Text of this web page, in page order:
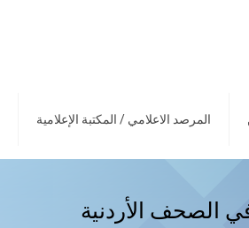
المرصد الاعلامي / المكتبة الإعلامية
الصحف الأردنية